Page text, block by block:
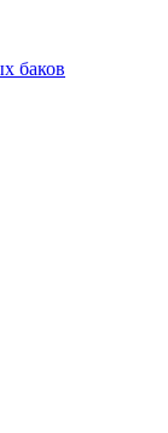
баков